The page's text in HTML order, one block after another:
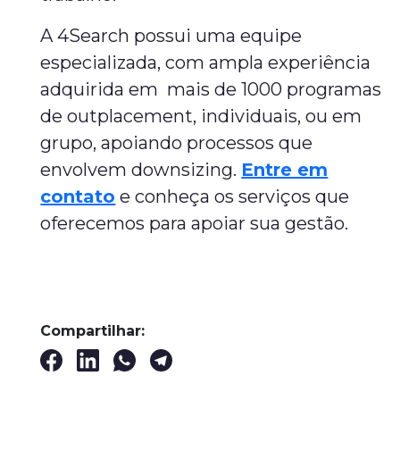
A 4Search possui uma equipe
especializada, com ampla experiência
adquirida em mais de 1000 programas
de outplacement, individuais, ou em
grupo, apoiando processos que
envolvem downsizing. Entre em
contato e conheça os serviços que
oferecemos para apoiar sua gestão.
Compartilhar: